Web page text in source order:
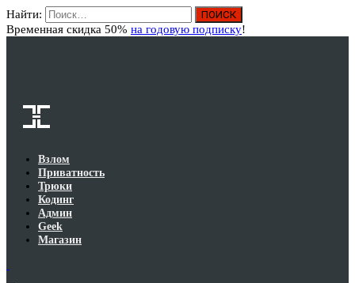
Найти:
Временная скидка 50% на годовую подписку!
Взлом
Приватность
Трюки
Кодинг
Админ
Geek
Магазин